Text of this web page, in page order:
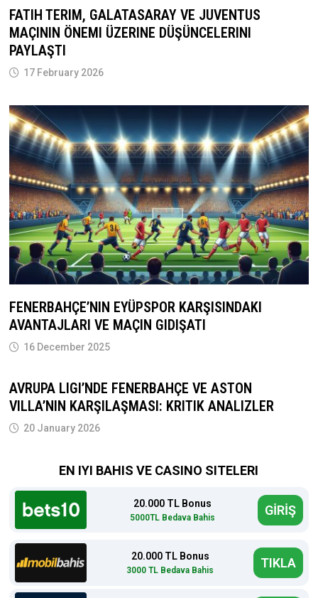
FATIH TERIM, GALATASARAY VE JUVENTUS
MAÇININ ÖNEMI ÜZERINE DÜŞÜNCELERINI
PAYLAŞTI
17 February 2026
FENERBAHÇE’NIN EYÜPSPOR KARŞISINDAKI
AVANTAJLARI VE MAÇIN GIDIŞATI
16 December 2025
AVRUPA LIGI’NDE FENERBAHÇE VE ASTON
VILLA’NIN KARŞILAŞMASI: KRITIK ANALIZLER
20 January 2026
EN IYI BAHIS VE CASINO SITELERI
20.000 TL Bonus
5000TL Bedava Bahis GİRİŞ
20.000 TL Bonus
3000 TL Bedava Bahis TIKLA